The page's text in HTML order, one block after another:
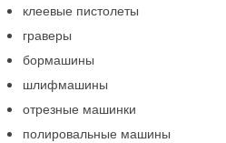
клеевые пистолеты
граверы
бормашины
шлифмашины
отрезные машинки
полировальные машины